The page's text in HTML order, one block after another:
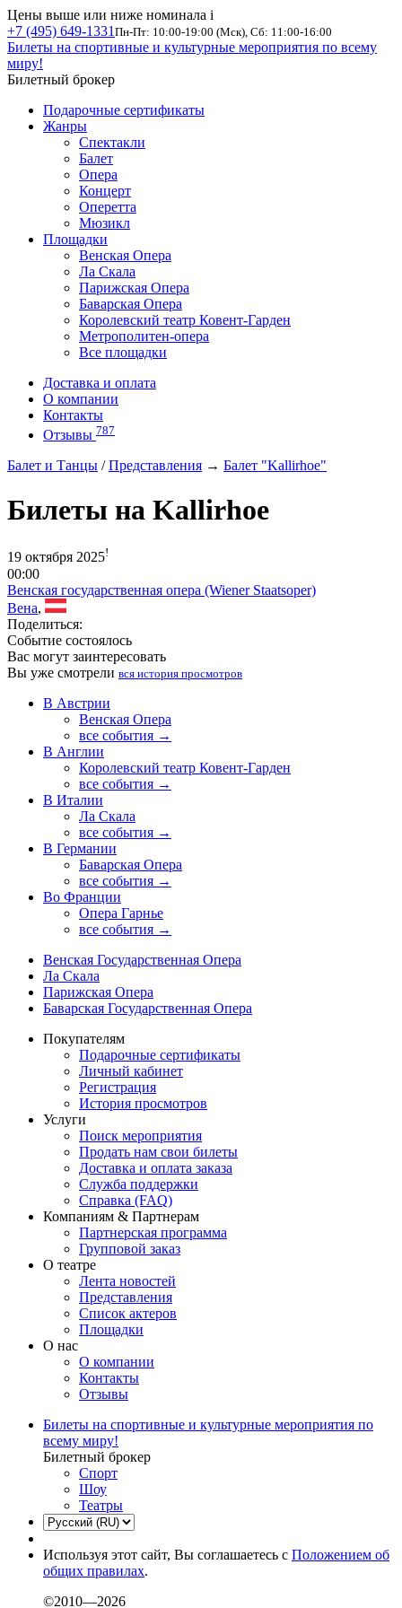
Цены выше или ниже номинала i
+7 (495) 649-1331 Пн-Пт: 10:00-19:00 (Мск), Сб: 11:00-16:00
Билеты на спортивные и культурные мероприятия по всему
миру!
Билетный брокер
Подарочные сертификаты
Жанры
Спектакли
Балет
Опера
Концерт
Оперетта
Мюзикл
Площадки
Венская Опера
Ла Скала
Парижская Опера
Баварская Опера
Королевский театр Ковент-Гарден
Метрополитен-опера
Все площадки
Доставка и оплата
О компании
Контакты
Отзывы 787
Балет и Танцы /Представления → Балет "Kallirhoe"
Билеты на Kallirhoe
19 октября 2025!
00:00
Венская государственная опера (Wiener Staatsoper)
Вена,
Поделиться:
Событие состоялось
Вас могут заинтересовать
Вы уже смотрели вся история просмотров
В Австрии
Венская Опера
все события →
В Англии
Королевский театр Ковент-Гарден
все события →
В Италии
Ла Скала
все события →
В Германии
Баварская Опера
все события →
Во Франции
Опера Гарнье
все события →
Венская Государственная Опера
Ла Скала
Парижская Опера
Баварская Государственная Опера
Покупателям
Подарочные сертификаты
Личный кабинет
Регистрация
История просмотров
Услуги
Поиск мероприятия
Продать нам свои билеты
Доставка и оплата заказа
Служба поддержки
Справка (FAQ)
Компаниям & Партнерам
Партнерская программа
Групповой заказ
О театре
Лента новостей
Представления
Список актеров
Площадки
О нас
О компании
Контакты
Отзывы
Билеты на спортивные и культурные мероприятия по
всему миру!
Билетный брокер
Спорт
Шоу
Театры
Используя этот сайт, Вы соглашаетесь с Положением об
общих правилах.
©2010—2026